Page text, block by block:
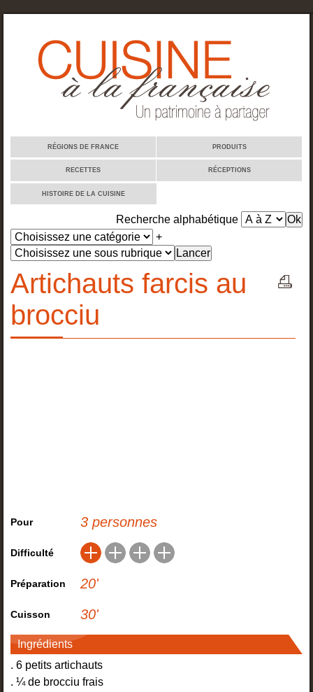
RÉGIONS DE FRANCE PRODUITS
RECETTES RÉCEPTIONS
HISTOIRE DE LA CUISINE
Recherche alphabétique
+
Artichauts farcis au
brocciu
Pour 3 personnes
Difficulté
Préparation 20'
Cuisson 30'
Ingrédients
. 6 petits artichauts
. ¼ de brocciu frais